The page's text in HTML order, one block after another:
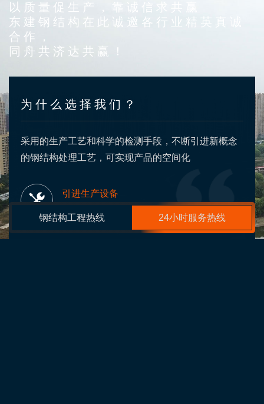
以质量促生产，靠诚信求共赢
东建钢结构在此诚邀各行业精英真诚
合作，
同舟共济达共赢！
为什么选择我们？
采用的生产工艺和科学的检测手段，不断引进新概念
的钢结构处理工艺，可实现产品的空间化
引进生产设备
Advanced production equipment
钢结构工程热线 24小时服务热线